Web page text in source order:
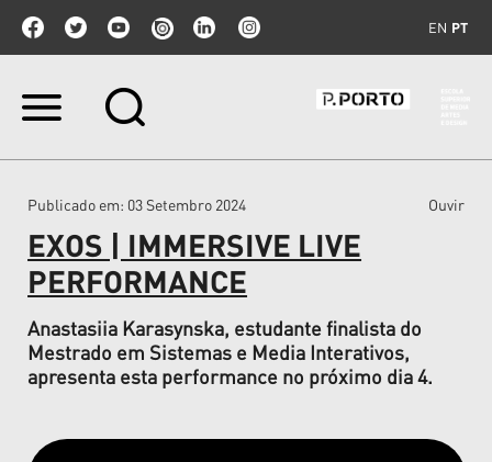
EN PT
Ir
Ir
navegação
Publicado em: 03 Setembro 2024 Ouvir
EXOS | IMMERSIVE LIVE
PERFORMANCE
Anastasiia Karasynska, estudante finalista do
Mestrado em Sistemas e Media Interativos,
apresenta esta performance no próximo dia 4.